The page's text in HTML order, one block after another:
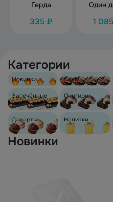
Герда
335 ₽
Один
1
Категории
Новинки Сеты
Запечённые
роллы
Онигири
Десерты Напитки
Новинки